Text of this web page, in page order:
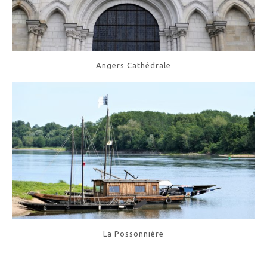
Angers Cathédrale
La Possonnière